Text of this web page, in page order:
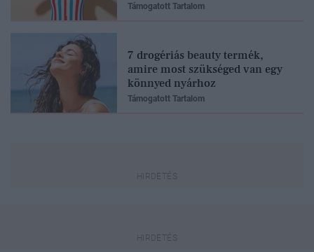
Támogatott Tartalom
7 drogériás beauty termék,
amire most szükséged van egy
könnyed nyárhoz
Támogatott Tartalom